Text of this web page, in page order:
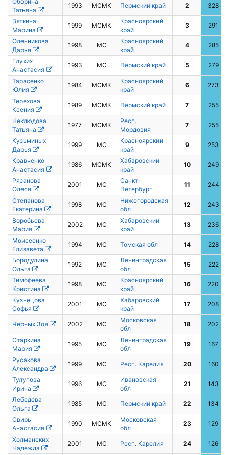
Татьяна
1993 МСМК Пермский край 2 328
Вяткина
Марина
1999 МСМК
Красноярский
край
3 291
Оленникова
Дарья
1998 МС
Красноярский
край
4 285
Глухих
Анастасия
1993 МС Пермский край 5 279
Тарасенко
Юлия
1984 МСМК
Красноярский
край
6 273
Терехова
Ксения
1989 МСМК Пермский край 7 255
Неклюдова
Татьяна
1977 МСМК
Респ.
Мордовия
7 255
Кузьминых
Дарья
1999 МС
Красноярский
край
9 253
Кравченко
Анастасия
1986 МСМК
Хабаровский
край
10 249
Рязанова
Олеся
2001 МС
Санкт-
Петербург
11 244
Степанова
Екатерина
1998 МС
Нижегородская
обл
12 243
Воробьева
Мария
2002 МС
Хабаровский
край
13 236
Моисеенко
Елизавета
1994 МС Томская обл 14 228
Бородулина
Ольга
1992 МС
Ленинградская
обл
15 222
Тимофеева
Кристина
1998 МС
Красноярский
край
16 220
Кузнецова
Софья
2001 МС
Хабаровский
край
17 208
Черных Зоя 2002 МС
Московская
обл
18 202
Старкина
Мария
1995 МС
Ленинградская
обл
19 167
Русакова
Александра
1999 МС Респ. Карелия 20 160
Тулупова
Ирина
1996 МС
Ивановская
обл
21 143
Лебедева
Ольга
1985 МС Пермский край 22 134
Свирь
Анастасия
1990 МСМК
Московская
обл
23 129
Холманских
Надежда
2001 МС Респ. Карелия 24 126